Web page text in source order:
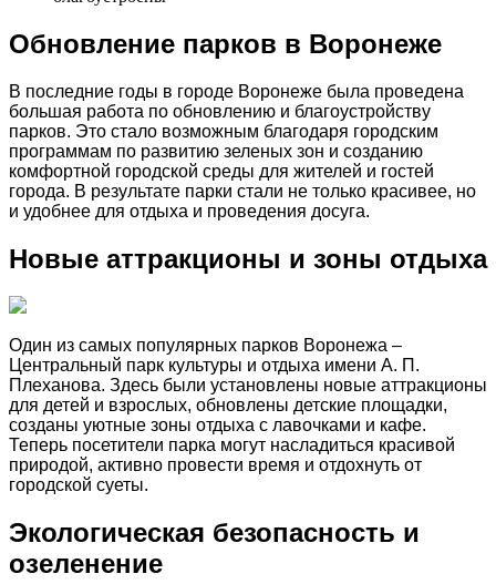
Обновление парков в Воронеже
В последние годы в городе Воронеже была проведена
большая работа по обновлению и благоустройству
парков. Это стало возможным благодаря городским
программам по развитию зеленых зон и созданию
комфортной городской среды для жителей и гостей
города. В результате парки стали не только красивее, но
и удобнее для отдыха и проведения досуга.
Новые аттракционы и зоны отдыха
Один из самых популярных парков Воронежа –
Центральный парк культуры и отдыха имени А. П.
Плеханова. Здесь были установлены новые аттракционы
для детей и взрослых, обновлены детские площадки,
созданы уютные зоны отдыха с лавочками и кафе.
Теперь посетители парка могут насладиться красивой
природой, активно провести время и отдохнуть от
городской суеты.
Экологическая безопасность и
озеленение